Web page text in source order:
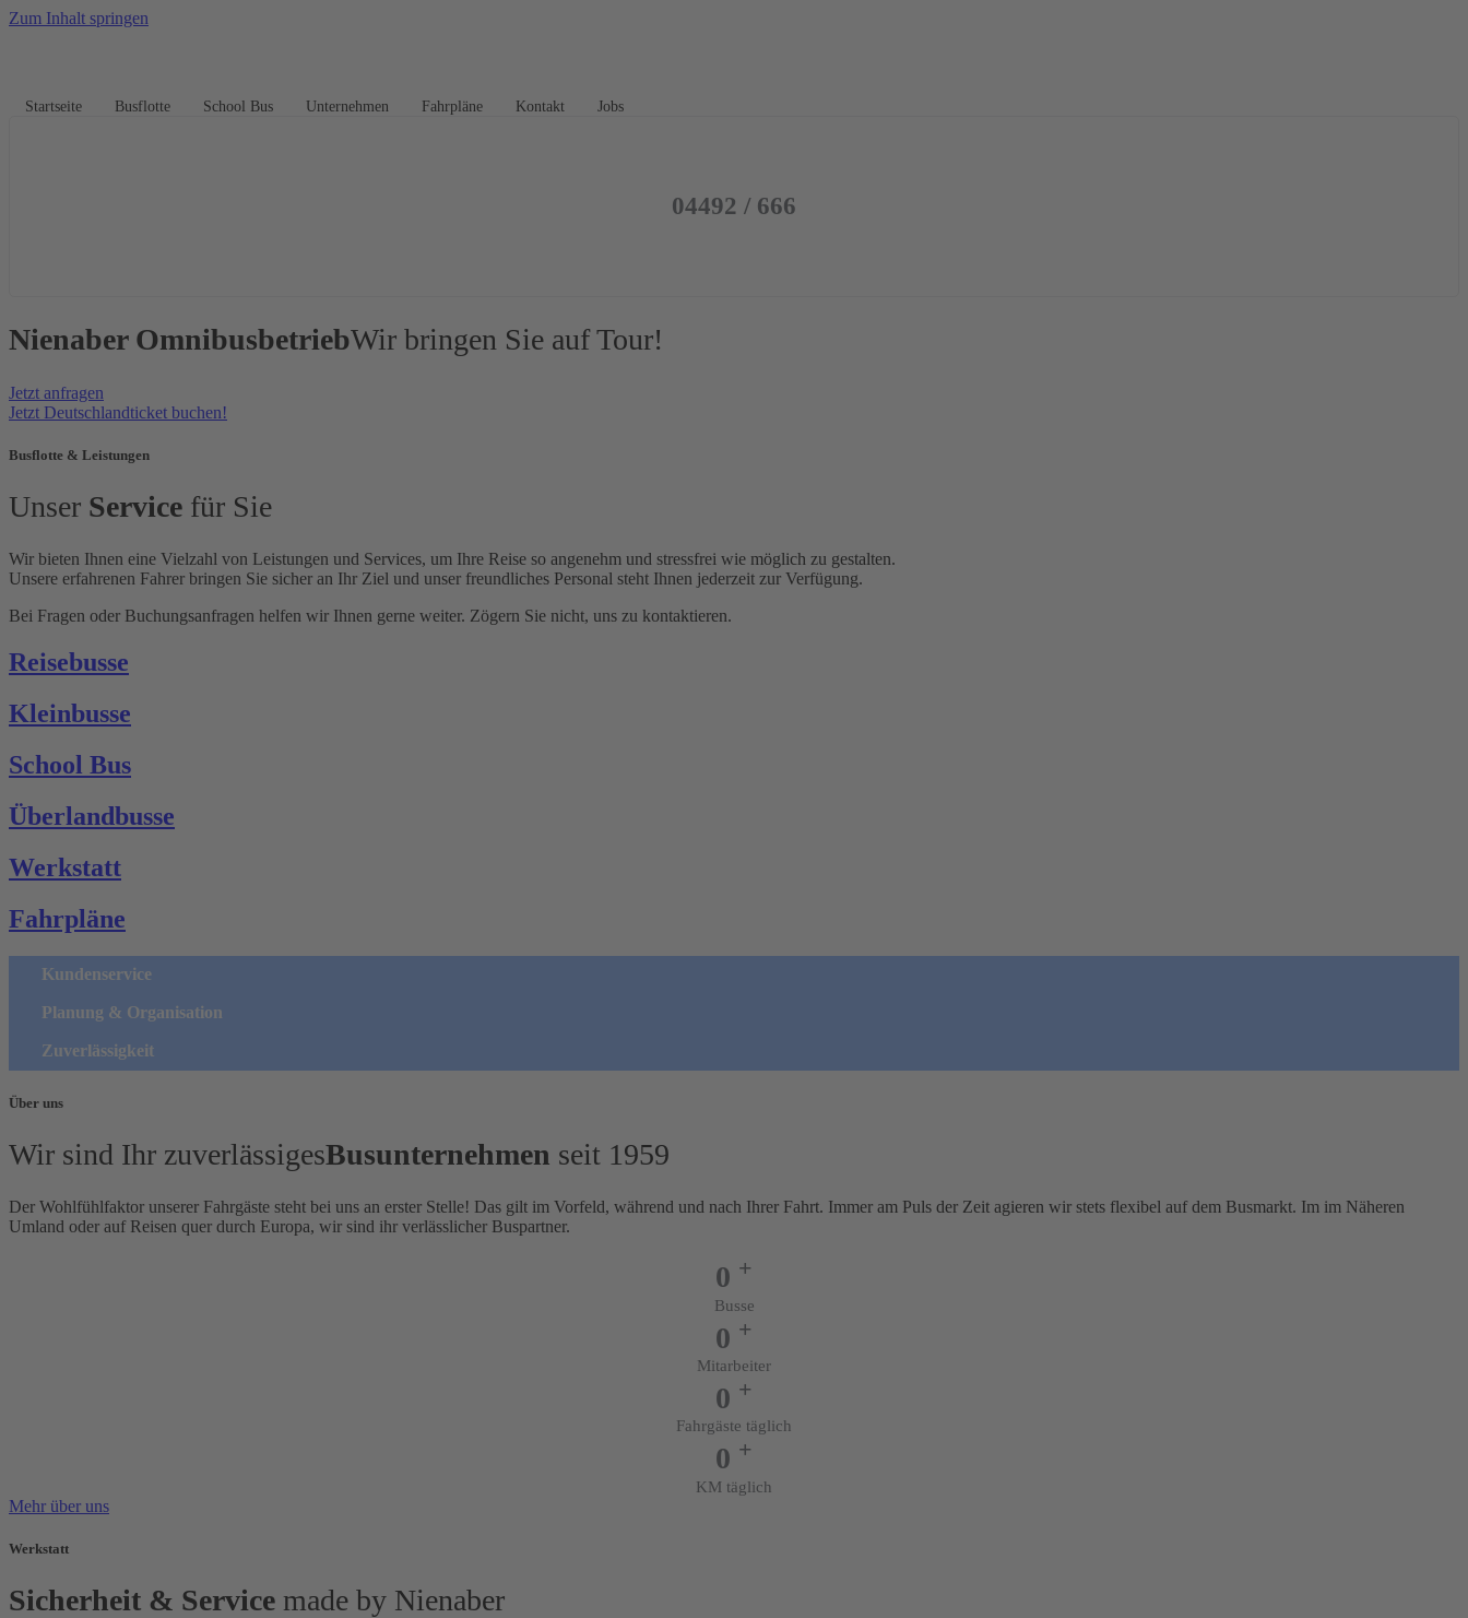
Zum Inhalt springen
Startseite Busflotte School Bus Unternehmen Fahrpläne Kontakt Jobs
04492 / 666
Nienaber OmnibusbetriebWir bringen Sie auf Tour!
Jetzt anfragen
Jetzt Deutschlandticket buchen!
Busflotte & Leistungen
Unser Service für Sie
Wir bieten Ihnen eine Vielzahl von Leistungen und Services, um Ihre Reise so angenehm und stressfrei wie möglich zu gestalten.
Unsere erfahrenen Fahrer bringen Sie sicher an Ihr Ziel und unser freundliches Personal steht Ihnen jederzeit zur Verfügung.
Bei Fragen oder Buchungsanfragen helfen wir Ihnen gerne weiter. Zögern Sie nicht, uns zu kontaktieren.
Reisebusse
Kleinbusse
School Bus
Überlandbusse
Werkstatt
Fahrpläne
Kundenservice
Planung & Organisation
Zuverlässigkeit
Über uns
Wir sind Ihr zuverlässigesBusunternehmen seit 1959
Der Wohlfühlfaktor unserer Fahrgäste steht bei uns an erster Stelle! Das gilt im Vorfeld, während und nach Ihrer Fahrt. Immer am Puls der Zeit agieren wir stets flexibel auf dem Busmarkt. Im im Näheren
Umland oder auf Reisen quer durch Europa, wir sind ihr verlässlicher Buspartner.
0 +
Busse
0 +
Mitarbeiter
0 +
Fahrgäste täglich
0 +
KM täglich
Mehr über uns
Werkstatt
Sicherheit & Service made by Nienaber